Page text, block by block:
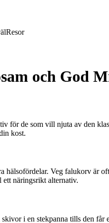
Resor
och God
för de som vill njuta av den
kost.
Veg falukorv är
näringsrikt alternativ.
i en stekpanna tills den